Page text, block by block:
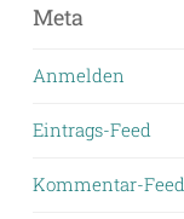
Meta
Anmelden
Eintrags-Feed
Kommentar-Feed